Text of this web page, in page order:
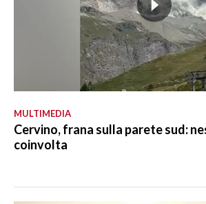
MULTIMEDIA
Cervino, frana sulla parete sud:
coinvolta